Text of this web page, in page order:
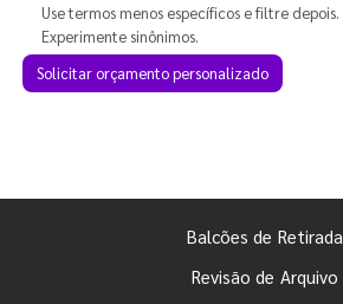
Use termos menos específicos e filtre depois.
Experimente sinônimos.
Solicitar orçamento personalizado
Balcões de Retirada
Revisão de Arquivo